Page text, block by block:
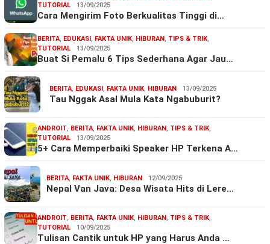
TUTORIAL
13/09/2025
Cara Mengirim Foto Berkualitas Tinggi di…
BERITA, EDUKASI, FAKTA UNIK, HIBURAN, TIPS & TRIK,
TUTORIAL
13/09/2025
Buat Si Pemalu 6 Tips Sederhana Agar Jau…
BERITA, EDUKASI, FAKTA UNIK, HIBURAN 13/09/2025
Tau Nggak Asal Mula Kata Ngabuburit?
ANDROIT, BERITA, FAKTA UNIK, HIBURAN, TIPS & TRIK,
TUTORIAL
13/09/2025
5+ Cara Memperbaiki Speaker HP Terkena A…
BERITA, FAKTA UNIK, HIBURAN 12/09/2025
Nepal Van Java: Desa Wisata Hits di Lere…
ANDROIT, BERITA, FAKTA UNIK, HIBURAN, TIPS & TRIK,
TUTORIAL
10/09/2025
Tulisan Cantik untuk HP yang Harus Anda …